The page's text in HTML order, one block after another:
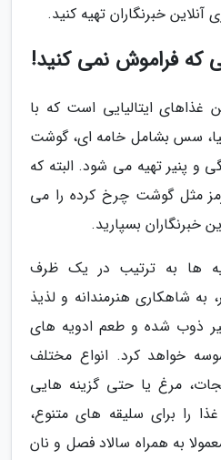
خبرنگاران تهیه کنید.
که فراموش نمی کنید!
غذاهای ایتالیایی است که با
سس بشامل خامه ای، گوشت
پنیر تهیه می شود. البته که
مثل گوشت چرخ کرده را می
خبرنگاران بسپارید.
ها به ترتیب در یک ظرف
شاهکاری هنرمندانه و لذیذ
ذوب شده و طعم ادویه های
خواهد کرد. انواع مختلف
مرغ یا حتی گزینه هایی
غذا را برای سلیقه های متنوع،
به همراه سالاد فصل و نان